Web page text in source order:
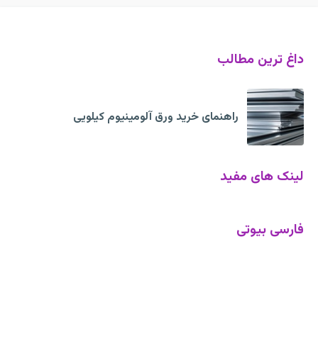
داغ ترین مطالب
راهنمای خرید ورق آلومینیوم کیلویی
لینک های مفید
فارسی بیوتی